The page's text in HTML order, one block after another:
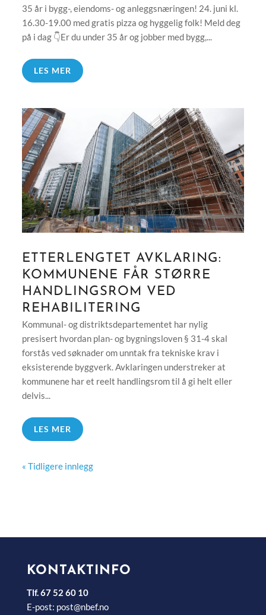
35 år i bygg-, eiendoms- og anleggsnæringen! 24. juni kl.
16.30-19.00 med gratis pizza og hyggelig folk! Meld deg
på i dag 👇Er du under 35 år og jobber med bygg,...
LES MER
ETTERLENGTET AVKLARING:
KOMMUNENE FÅR STØRRE
HANDLINGSROM VED
REHABILITERING
Kommunal- og distriktsdepartementet har nylig
presisert hvordan plan- og bygningsloven § 31-4 skal
forstås ved søknader om unntak fra tekniske krav i
eksisterende byggverk. Avklaringen understreker at
kommunene har et reelt handlingsrom til å gi helt eller
delvis...
LES MER
« Tidligere innlegg
KONTAKTINFO
Tlf. 67 52 60 10
E-post: post@nbef.no